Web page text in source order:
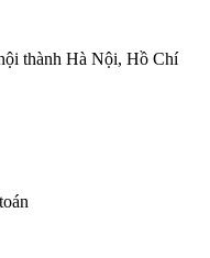
thành Hà Nội, Hồ Chí